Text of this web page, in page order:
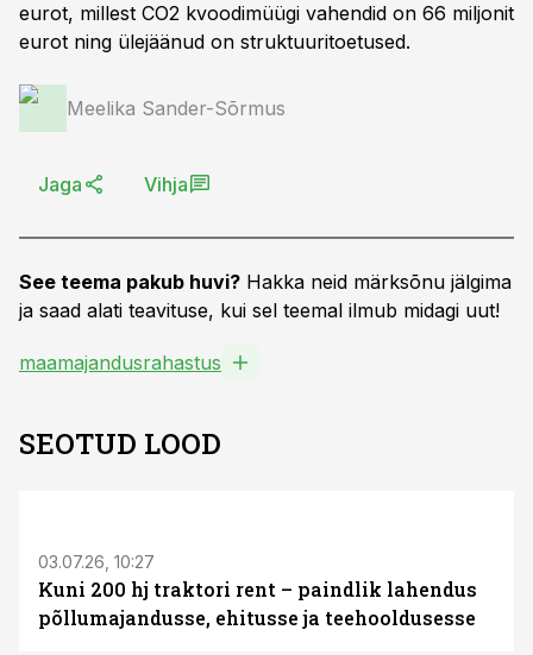
eurot, millest CO2 kvoodimüügi vahendid on 66 miljonit
eurot ning ülejäänud on struktuuritoetused.
Meelika Sander-Sõrmus
Jaga Vihja
See teema pakub huvi? Hakka neid märksõnu jälgima
ja saad alati teavituse, kui sel teemal ilmub midagi uut!
maamajandusrahastus
SEOTUD LOOD
03.07.26, 10:27
Kuni 200 hj traktori rent – paindlik lahendus
põllumajandusse, ehitusse ja teehooldusesse